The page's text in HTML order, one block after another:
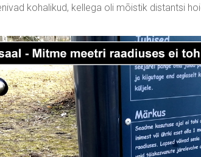
kohalikud, kellega oli mõistik distantsi